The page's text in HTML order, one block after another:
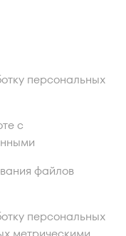
персональных
с
файлов
персональных